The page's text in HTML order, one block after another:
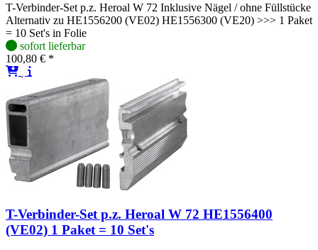
T-Verbinder-Set p.z. Heroal W 72 Inklusive Nägel / ohne Füllstücke
Alternativ zu HE1556200 (VE02) HE1556300 (VE20) >>> 1 Paket
= 10 Set's in Folie
sofort lieferbar
100,80 € *
T-Verbinder-Set p.z. Heroal W 72 HE1556400
(VE02) 1 Paket = 10 Set's